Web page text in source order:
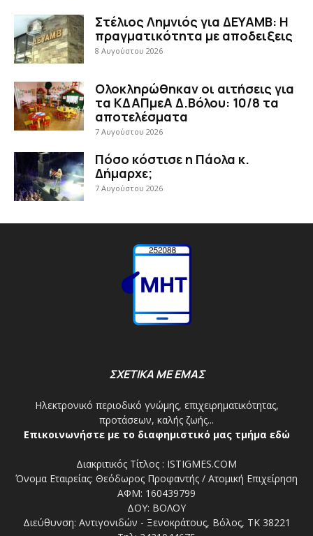
Στέλιος Λημνιός για ΔΕΥΑΜΒ: Η
πραγματικότητα με αποδειξεις
8 Αυγούστου 2026
Ολοκληρώθηκαν οι αιτήσεις για
τα ΚΔΑΠμεΑ Δ.Βόλου: 10/8 τα
αποτελέσματα
7 Αυγούστου 2026
Πόσο κόστισε η Πάολα κ.
Δήμαρχε;
7 Αυγούστου 2026
ΣΧΕΤΙΚΑ ΜΕ ΕΜΑΣ
Ηλεκτρονικό περιοδικό γνώμης, επιχειρηματικότητας,
προτάσεων, καλής ζωής...
Επικοινωνήστε με το διαφημιστικό μας τμήμα εδώ
Διακριτικός Τίτλος : ISTIGMES.COM
Όνομα Εταιρείας: Θεόδωρος Προφαντής / Ατομική Επιχείρηση
ΑΦΜ: 160439799
ΔΟΥ: ΒΟΛΟΥ
Διεύθυνση: Αντιγονιδών - Ξενοκράτους, Βόλος, ΤΚ 38221